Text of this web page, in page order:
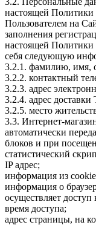
настоящей Политики
Пользователем на
заполнения
настоящей
себя следующую
3.2.1. фамилию, имя,
3.2.2. контактный
3.2.3. адрес
3.2.4. адрес доставки
3.2.5. место
3.3. Интернет-
автоматически
блоков и при
статистический
IP адрес;
информация из
информация о
осуществляет
время доступа;
адрес страницы, на